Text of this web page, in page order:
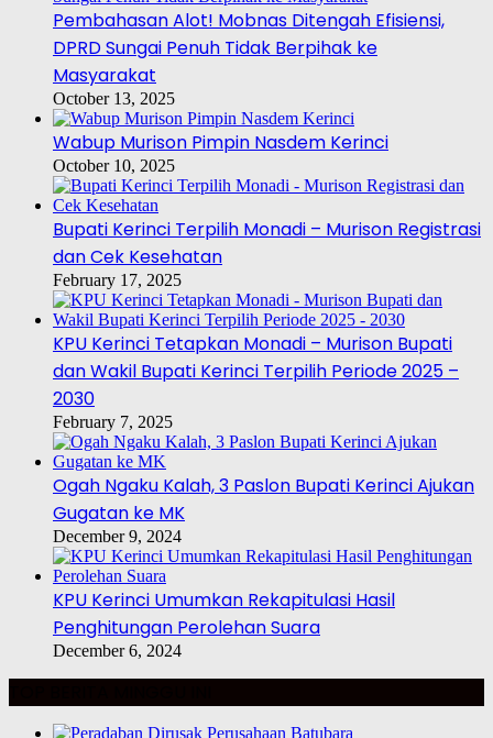
Pembahasan Alot! Mobnas Ditengah Efisiensi,
DPRD Sungai Penuh Tidak Berpihak ke
Masyarakat
October 13, 2025
Wabup Murison Pimpin Nasdem Kerinci
October 10, 2025
Bupati Kerinci Terpilih Monadi – Murison Registrasi
dan Cek Kesehatan
February 17, 2025
KPU Kerinci Tetapkan Monadi – Murison Bupati
dan Wakil Bupati Kerinci Terpilih Periode 2025 –
2030
February 7, 2025
Ogah Ngaku Kalah, 3 Paslon Bupati Kerinci Ajukan
Gugatan ke MK
December 9, 2024
KPU Kerinci Umumkan Rekapitulasi Hasil
Penghitungan Perolehan Suara
December 6, 2024